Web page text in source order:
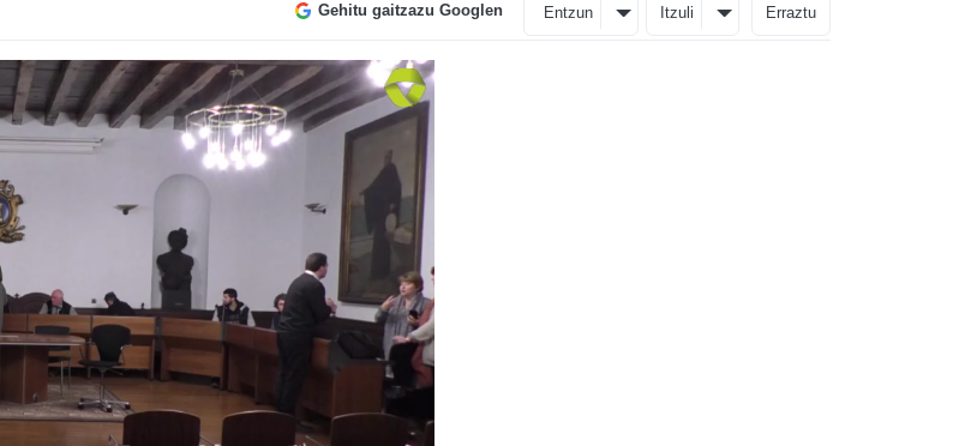
Gehitu gaitzazu Googlen Entzun Itzuli Erraztu